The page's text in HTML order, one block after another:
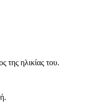
της ηλικίας του.